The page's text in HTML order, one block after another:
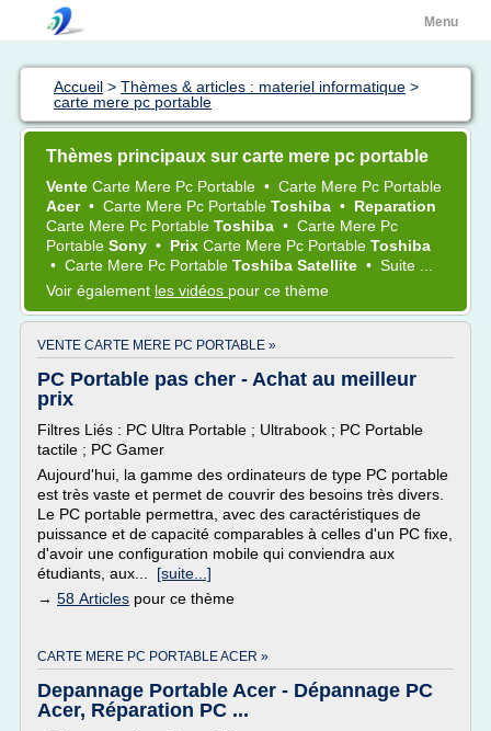
Menu
Accueil > Thèmes & articles : materiel informatique >
carte mere pc portable
Thèmes principaux sur carte mere pc portable
Vente Carte Mere Pc Portable • Carte Mere Pc Portable
Acer • Carte Mere Pc Portable Toshiba • Reparation
Carte Mere Pc Portable Toshiba • Carte Mere Pc
Portable Sony • Prix Carte Mere Pc Portable Toshiba
• Carte Mere Pc Portable Toshiba Satellite • Suite ...
Voir également les vidéos pour ce thème
VENTE CARTE MERE PC PORTABLE »
PC Portable pas cher - Achat au meilleur
prix
Filtres Liés : PC Ultra Portable ; Ultrabook ; PC Portable
tactile ; PC Gamer
Aujourd'hui, la gamme des ordinateurs de type PC portable
est très vaste et permet de couvrir des besoins très divers.
Le PC portable permettra, avec des caractéristiques de
puissance et de capacité comparables à celles d'un PC fixe,
d'avoir une configuration mobile qui conviendra aux
étudiants, aux... [suite...]
→ 58 Articles pour ce thème
CARTE MERE PC PORTABLE ACER »
Depannage Portable Acer - Dépannage PC
Acer, Réparation PC ...